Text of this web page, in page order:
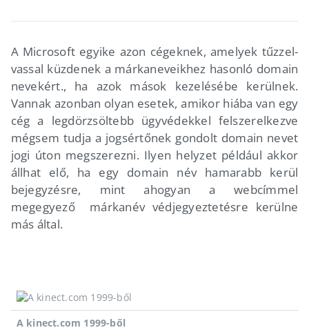
A Microsoft egyike azon cégeknek, amelyek tűzzel-
vassal küzdenek a márkaneveikhez hasonló domain
nevekért., ha azok mások kezelésébe kerülnek.
Vannak azonban olyan esetek, amikor hiába van egy
cég a legdörzsöltebb ügyvédekkel felszerelkezve
mégsem tudja a jogsértőnek gondolt domain nevet
jogi úton megszerezni. Ilyen helyzet például akkor
állhat elő, ha egy domain név hamarabb kerül
bejegyzésre, mint ahogyan a webcímmel
megegyező márkanév védjegyeztetésre kerülne
más által.
A kinect.com 1999-ből